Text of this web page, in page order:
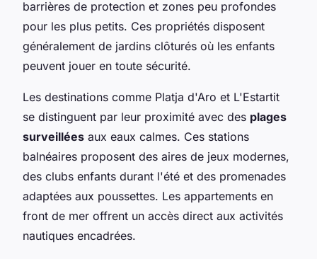
barrières de protection et zones peu profondes
pour les plus petits. Ces propriétés disposent
généralement de jardins clôturés où les enfants
peuvent jouer en toute sécurité.
Les destinations comme Platja d'Aro et L'Estartit
se distinguent par leur proximité avec des plages
surveillées aux eaux calmes. Ces stations
balnéaires proposent des aires de jeux modernes,
des clubs enfants durant l'été et des promenades
adaptées aux poussettes. Les appartements en
front de mer offrent un accès direct aux activités
nautiques encadrées.